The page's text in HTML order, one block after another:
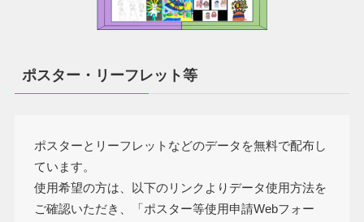
ポスター・リーフレット等
ポスターとリーフレットなどのデータを無料で配布し
ています。
使用希望の方は、以下のリンクよりデータ使用方法を
ご確認いただき、「ポスター等使用申請Webフォー